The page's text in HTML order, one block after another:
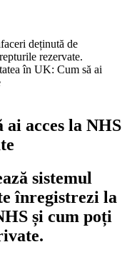
deținută de
rezervate.
în UK: Cum să ai
ai acces la NHS
sistemul
înregistrezi la
și cum poți